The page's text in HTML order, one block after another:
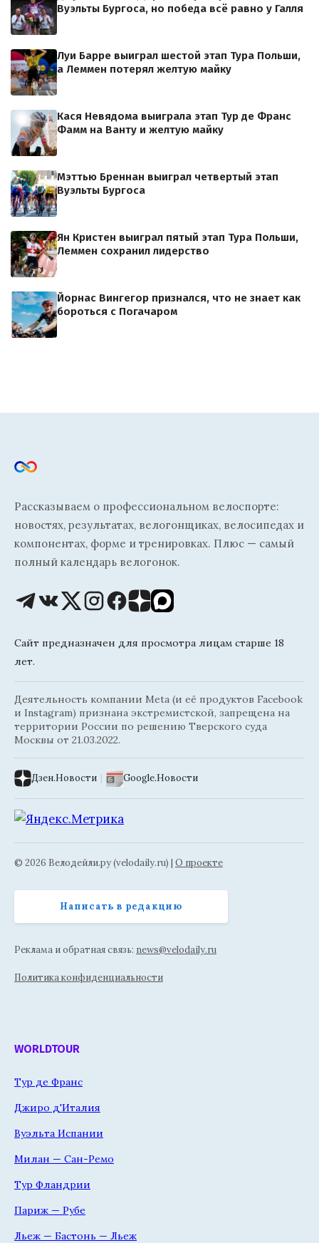
Вуэльты Бургоса, но победа всё равно у Галля
Луи Барре выиграл шестой этап Тура Польши,
а Леммен потерял желтую майку
Кася Невядома выиграла этап Тур де Франс
Фамм на Ванту и желтую майку
Мэттью Бреннан выиграл четвертый этап
Вуэльты Бургоса
Ян Кристен выиграл пятый этап Тура Польши,
Леммен сохранил лидерство
Йорнас Вингегор признался, что не знает как
бороться с Погачаром
Рассказываем о профессиональном велоспорте:
новостях, результатах, велогонщиках, велосипедах и
компонентах, форме и тренировках. Плюс — самый
полный календарь велогонок.
Сайт предназначен для просмотра лицам старше 18
лет.
Деятельность компании Meta (и её продуктов Facebook
и Instagram) признана экстремистской, запрещена на
территории России по решению Тверского суда
Москвы от 21.03.2022.
Дзен.Новости | Google.Новости
© 2026 Велодейли.ру (velodaily.ru) | О проекте
Написать в редакцию
Реклама и обратная связь: news@velodaily.ru
Политика конфиденциальности
WORLDTOUR
Тур де Франс
Джиро д'Италия
Вуэльта Испании
Милан — Сан-Ремо
Тур Фландрии
Париж — Рубе
Льеж — Бастонь — Льеж